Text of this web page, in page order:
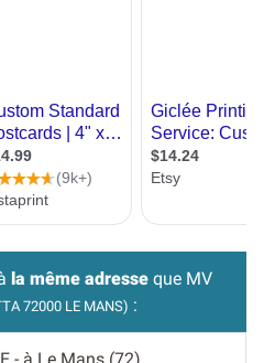
la même adresse que MV
72000 LE MANS) :